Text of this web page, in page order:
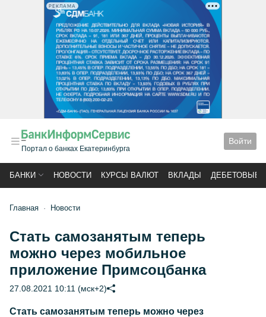
РЕКЛАМА
Портал о банках Екатеринбурга
Войти
БАНКИ НОВОСТИ КУРСЫ ВАЛЮТ ВКЛАДЫ ДЕБЕТОВЫЕ
Главная Новости
Стать самозанятым теперь
можно через мобильное
приложение Примсоцбанка
27.08.2021 10:11 (мск+2)
Стать самозанятым теперь можно через